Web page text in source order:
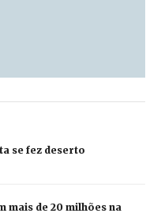
se fez deserto
mais de 20 milhões na